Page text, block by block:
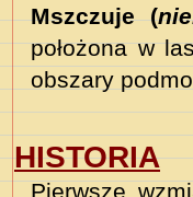
Mszczuje (
położona w
obszary
HISTORIA
Pierwsze